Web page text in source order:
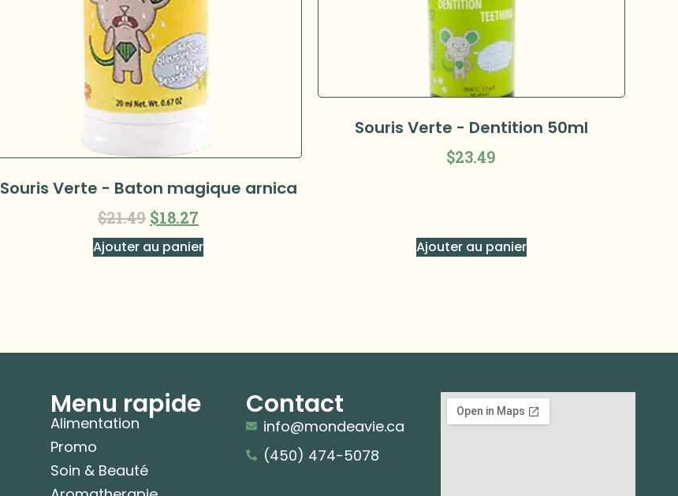
Souris Verte - Baton magique arnica
$21.49 $18.27
Ajouter au panier
Souris Verte - Dentition 50ml
$23.49
Ajouter au panier
Menu rapide
Alimentation
Promo
Soin & Beauté
Contact
info@mondeavie.ca
(450) 474-5078